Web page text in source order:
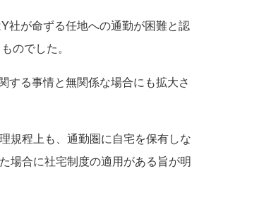
社が命ずる任地への通勤が困難と認
のでした。
る事情と無関係な場合にも拡大さ
規程上も、通勤圏に自宅を保有しな
場合に社宅制度の適用がある旨が明